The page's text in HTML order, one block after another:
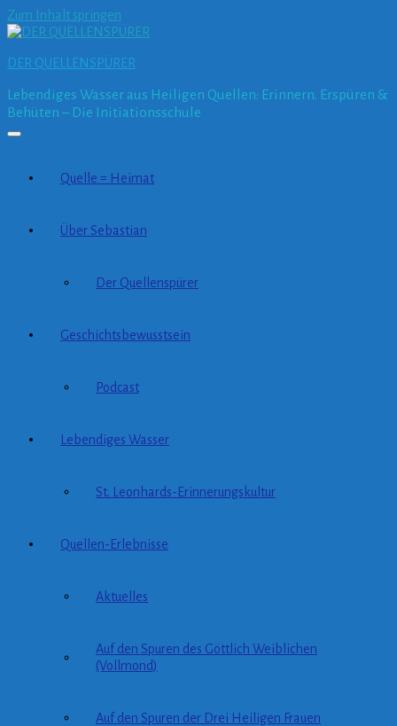
Zum Inhalt springen
DER QUELLENSPÜRER
Lebendiges Wasser aus Heiligen Quellen: Erinnern. Erspüren &
Behüten – Die Initiationsschule
Quelle = Heimat
Über Sebastian
Der Quellenspürer
Geschichtsbewusstsein
Podcast
Lebendiges Wasser
St. Leonhards-Erinnerungskultur
Quellen-Erlebnisse
Aktuelles
Auf den Spuren des Göttlich Weiblichen
(Vollmond)
Auf den Spuren der Drei Heiligen Frauen